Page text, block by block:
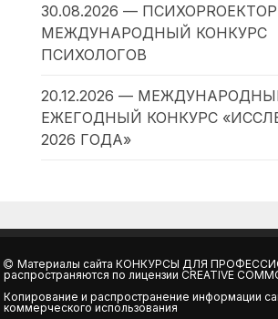
30.08.2026 —
МЕЖДУНАРОДНЫЙ КОНКУРС
ПСИХОЛОГОВ
20.12.2026 —
ЕЖЕГОДНЫЙ КОНКУРС
2026 ГОДА»
Материалы сайтаКОНКУРСЫ ДЛЯ
распространяются по лицензииCREATIVE
Копирование и распространение информации
коммерческого использования